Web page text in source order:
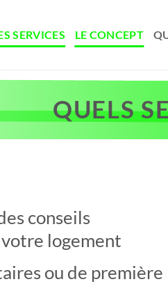
SERVICES LE CONCEPT
QUELS
conseils
votre logement
ou de première